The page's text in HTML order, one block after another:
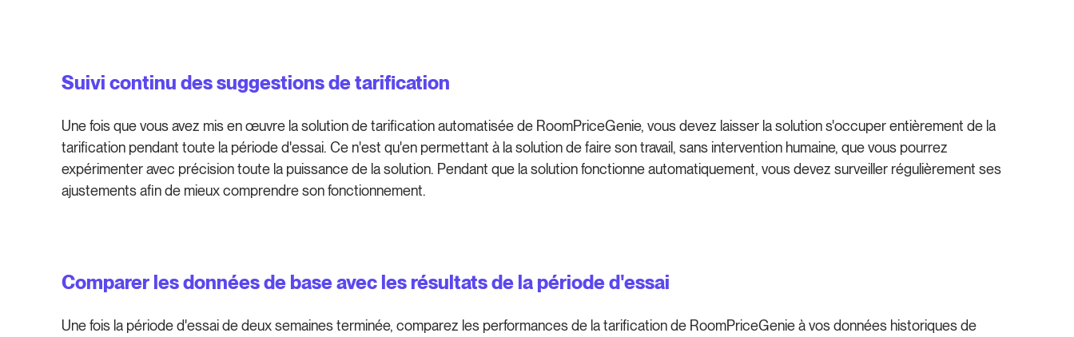
Suivi continu des suggestions de tarification
Une fois que vous avez mis en œuvre la solution de tarification automatisée de RoomPriceGenie, vous devez laisser la solution s'occuper entièrement de la
tarification pendant toute la période d'essai. Ce n'est qu'en permettant à la solution de faire son travail, sans intervention humaine, que vous pourrez
expérimenter avec précision toute la puissance de la solution. Pendant que la solution fonctionne automatiquement, vous devez surveiller régulièrement ses
ajustements afin de mieux comprendre son fonctionnement.
Comparer les données de base avec les résultats de la période d'essai
Une fois la période d'essai de deux semaines terminée, comparez les performances de la tarification de RoomPriceGenie à vos données historiques de